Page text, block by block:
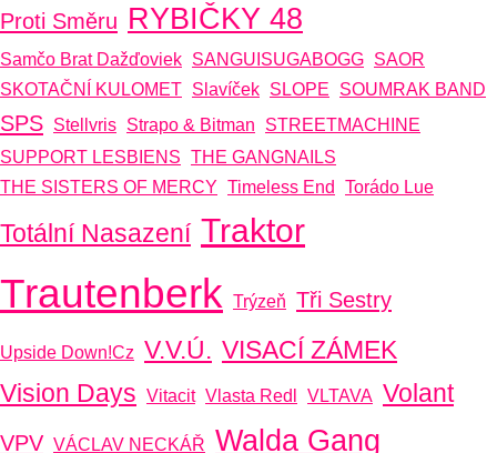
Proti Směru RYBIČKY 48
Samčo Brat Dažďoviek SANGUISUGABOGG SAOR
SKOTAČNÍ KULOMET Slavíček SLOPE SOUMRAK BAND
SPS Stellvris Strapo & Bitman
STREETMACHINE
SUPPORT LESBIENS THE GANGNAILS
THE SISTERS OF MERCY Timeless End Torádo Lue
Totální Nasazení Traktor
Trautenberk Trýzeň Tři Sestry
Upside Down!cz V.V.Ú. VISACÍ ZÁMEK
Vision Days Vitacit Vlasta Redl VLTAVA Volant
VPV VÁCLAV NECKÁŘ Walda Gang